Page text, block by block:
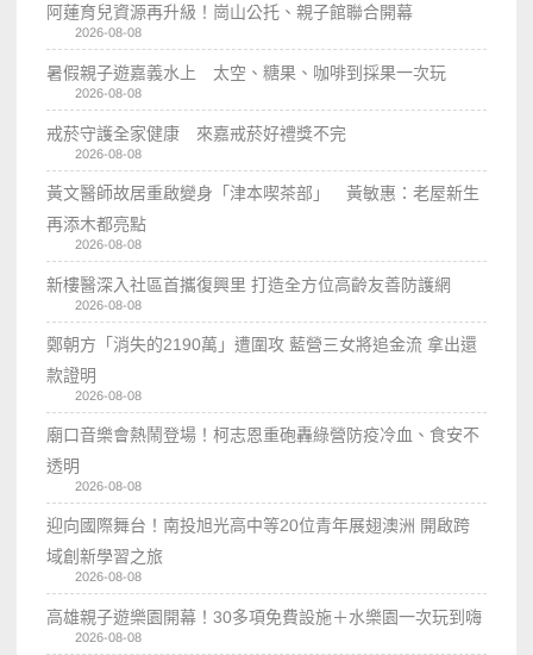
阿蓮育兒資源再升級！崗山公托、親子館聯合開幕
2026-08-08
暑假親子遊嘉義水上 太空、糖果、咖啡到採果一次玩
2026-08-08
戒菸守護全家健康 來嘉戒菸好禮獎不完
2026-08-08
黃文醫師故居重啟變身「津本喫茶部」 黃敏惠：老屋新生
再添木都亮點
2026-08-08
新樓醫深入社區首攜復興里 打造全方位高齡友善防護網
2026-08-08
鄭朝方「消失的2190萬」遭圍攻 藍營三女將追金流 拿出還
款證明
2026-08-08
廟口音樂會熱鬧登場！柯志恩重砲轟綠營防疫冷血、食安不
透明
2026-08-08
迎向國際舞台！南投旭光高中等20位青年展翅澳洲 開啟跨
域創新學習之旅
2026-08-08
高雄親子遊樂園開幕！30多項免費設施＋水樂園一次玩到嗨
2026-08-08